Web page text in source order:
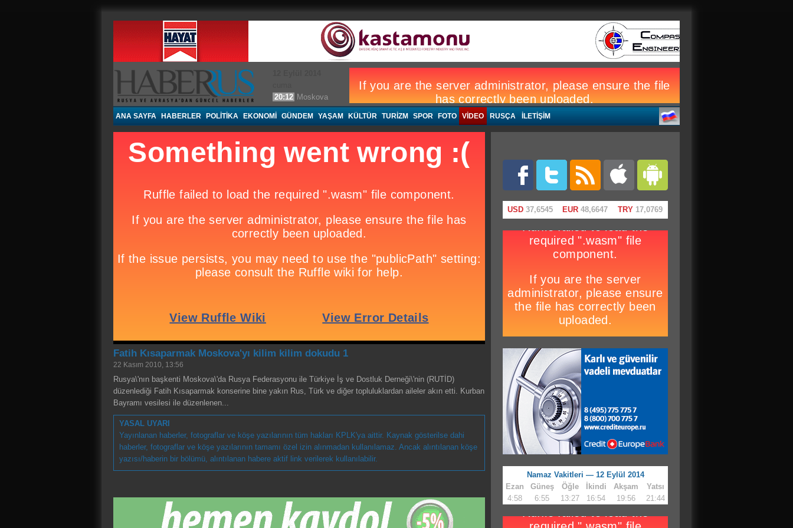
Haberrus.com
20:12 Moskova
ANA SAYFA HABERLER POLITIKA EKONOMI GÜNDEM YAŞAM KÜLTÜR TURIZM SPOR FOTO VIDEO RUSÇA İLETİŞİM
Fatih Kısaparmak Moskova'yı kilim kilim dokudu 1
22 Kasım 2010, 13:56
Rusya\'nın başkenti Moskova\'da Rusya Federasyonu ile Türkiye İş ve Dostluk Derneği\'nin (RUTİD)
düzenlediği Fatih Kısaparmak konserine bine yakın Rus, Türk ve diğer topluluklardan aileler akın etti. Kurban
Bayramı vesilesi ile düzenlenen...
YASAL UYARI
Yayınlanan haberler, fotograflar ve köşe yazılarının tüm hakları KPLK'ya aittir. Kaynak gösterilse dahi
haberler, fotograflar ve köşe yazılarının tamamı özel izin alınmadan kullanılamaz. Ancak alıntılanan köşe
yazısı/haberin bir bölümü, alıntılanan habere aktif link verilerek kullanılabilir.
USD 37,6545 EUR 48,6647 TRY 17,0769
Namaz Vakitleri — 12 Eylül 2014
Ezan
Güneş Öğle İkindi Akşam
Yatsı
4:58
6:55 13:27 16:54 19:56 21:44